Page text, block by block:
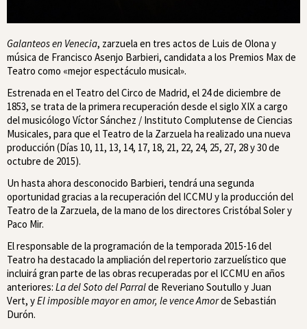
Galanteos en Venecia, zarzuela en tres actos de Luis de Olona y
música de Francisco Asenjo Barbieri, candidata a los Premios Max de
Teatro como «mejor espectáculo musical».
Estrenada en el Teatro del Circo de Madrid, el 24 de diciembre de
1853, se trata de la primera recuperación desde el siglo XIX a cargo
del musicólogo Víctor Sánchez / Instituto Complutense de Ciencias
Musicales, para que el Teatro de la Zarzuela ha realizado una nueva
producción (Días 10, 11, 13, 14, 17, 18, 21, 22, 24, 25, 27, 28 y 30 de
octubre de 2015).
Un hasta ahora desconocido Barbieri, tendrá una segunda
oportunidad gracias a la recuperación del ICCMU y la producción del
Teatro de la Zarzuela, de la mano de los directores Cristóbal Soler y
Paco Mir.
El responsable de la programación de la temporada 2015-16 del
Teatro ha destacado la ampliación del repertorio zarzuelístico que
incluirá gran parte de las obras recuperadas por el ICCMU en años
anteriores: La del Soto del Parralde Reveriano Soutullo y Juan
Vert, yEl imposible mayor en amor, le vence Amorde Sebastián
Durón.